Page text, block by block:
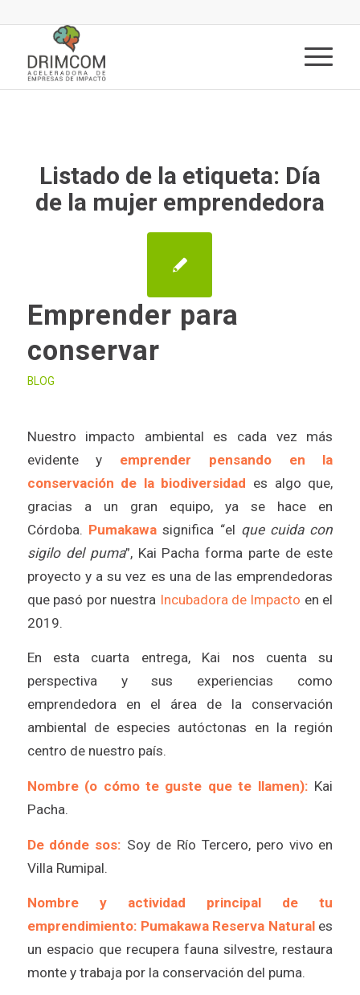
Listado de la etiqueta: Día
de la mujer emprendedora
Emprender para
conservar
BLOG
Nuestro impacto ambiental es cada vez más
evidente y emprender pensando en la
conservación de la biodiversidad es algo que,
gracias a un gran equipo, ya se hace en
Córdoba. Pumakawasignifica “el que cuida con
sigilo del puma”, Kai Pacha forma parte de este
proyecto y a su vez es una de las emprendedoras
que pasó por nuestra Incubadora de Impacto en el
2019.
En esta cuarta entrega, Kai nos cuenta su
perspectiva y sus experiencias como
emprendedora en el área de la conservación
ambiental de especies autóctonas en la región
centro de nuestro país.
Nombre (o cómo te guste que te llamen): Kai
Pacha.
De dónde sos: Soy de Río Tercero, pero vivo en
Villa Rumipal.
Nombre y actividad principal de tu
emprendimiento: Pumakawa Reserva Naturales
un espacio que recupera fauna silvestre, restaura
monte y trabaja por la conservación del puma.